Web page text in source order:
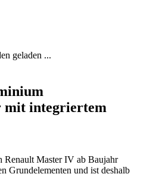
geladen ...
mit integriertem
Renault Master IV ab Baujahr
Grundelementen und ist deshalb